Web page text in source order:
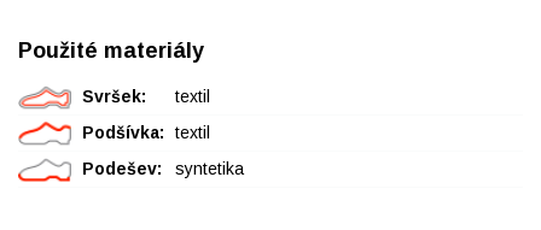
Použité materiály
Svršek:
textil
Podšívka:
textil
Podešev:
syntetika